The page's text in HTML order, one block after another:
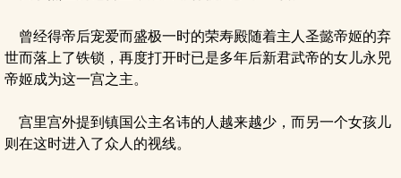
曾经得帝后宠爱而盛极一时的荣寿殿随着主人圣懿帝姬的弃
世而落上了铁锁，再度打开时已是多年后新君武帝的女儿永兕
帝姬成为这一宫之主。
宫里宫外提到镇国公主名讳的人越来越少，而另一个女孩儿
则在这时进入了众人的视线。